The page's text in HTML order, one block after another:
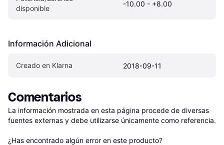
disponible
-10.00 - +8.00
Información Adicional
Creado en Klarna 2018-09-11
Comentarios
La información mostrada en esta página procede de diversas
fuentes externas y debe utilizarse únicamente como referencia.
¿Has encontrado algún error en este producto?